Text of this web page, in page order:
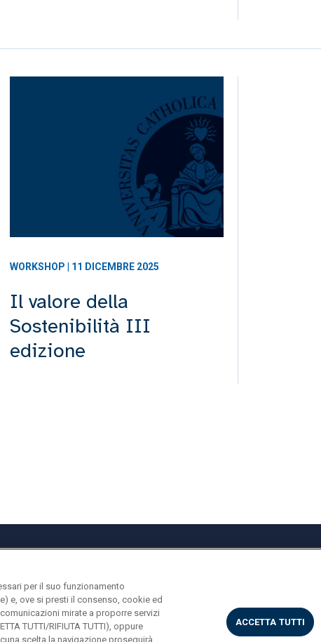
WORKSHOP | 11 DICEMBRE 2025
Il valore della
Sostenibilità III
edizione
per il suo funzionamento
e, ove si presti il consenso, cookie ed
mirate a proporre servizi
TUTTI/RIFIUTA TUTTI), oppure
scelta la navigazione proseguirà
ACCETTA TUTTI